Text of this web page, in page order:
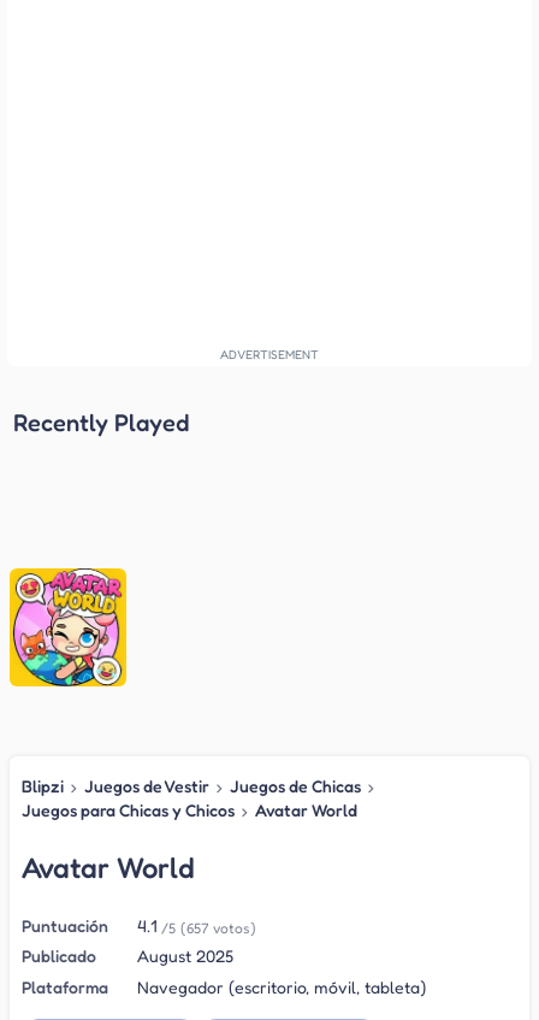
Recently Played
Blipzi › Juegos de Vestir › Juegos de Chicas ›
Juegos para Chicas y Chicos › Avatar World
Avatar World
Puntuación 4.1 /5 (657 votos)
Publicado
August 2025
Plataforma
Navegador (escritorio, móvil, tableta)